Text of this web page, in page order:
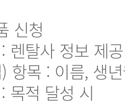
신청
렌탈사 정보 제공
항목 : 이름, 생
목적 달성 시